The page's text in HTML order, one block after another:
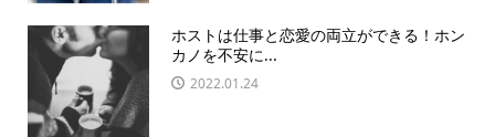
ホストは仕事と恋愛の両立ができる！ホン
カノを不安に...
2022.01.24